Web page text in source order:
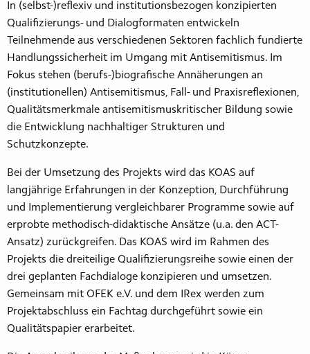
In (selbst-)reflexiv und institutionsbezogen konzipierten
Qualifizierungs- und Dialogformaten entwickeln
Teilnehmende aus verschiedenen Sektoren fachlich fundierte
Handlungssicherheit im Umgang mit Antisemitismus. Im
Fokus stehen (berufs-)biografische Annäherungen an
(institutionellen) Antisemitismus, Fall- und Praxisreflexionen,
Qualitätsmerkmale antisemitismuskritischer Bildung sowie
die Entwicklung nachhaltiger Strukturen und
Schutzkonzepte.
Bei der Umsetzung des Projekts wird das KOAS auf
langjährige Erfahrungen in der Konzeption, Durchführung
und Implementierung vergleichbarer Programme sowie auf
erprobte methodisch-didaktische Ansätze (u.a. den ACT-
Ansatz) zurückgreifen. Das KOAS wird im Rahmen des
Projekts die dreiteilige Qualifizierungsreihe sowie einen der
drei geplanten Fachdialoge konzipieren und umsetzen.
Gemeinsam mit OFEK e.V. und dem IRex werden zum
Projektabschluss ein Fachtag durchgeführt sowie ein
Qualitätspapier erarbeitet.